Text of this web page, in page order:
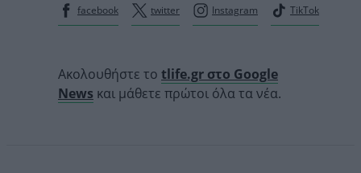
facebook
twitter Instagram TikTok
Ακολουθήστε το tlife.gr στο Google
News και μάθετε πρώτοι όλα τα νέα.